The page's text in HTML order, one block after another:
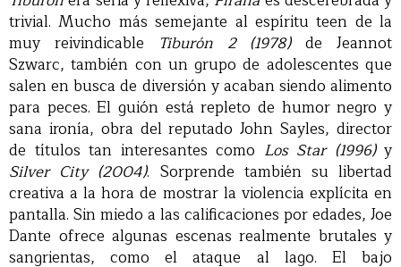
trivial. Mucho más semejante al espíritu teen de la
muy reivindicable
Tiburón 2 (1978)de Jeannot
Szwarc, también con un grupo de adolescentes que
salen en busca de diversión y acaban siendo alimento
para peces. El guión está repleto de humor negro y
sana ironía, obra del reputado John Sayles, director
de títulos tan interesantes como Los Star (1996)y
Silver City (2004). Sorprende también su libertad
creativa a la hora de mostrar la violencia explícita en
pantalla. Sin miedo a las calificaciones por edades, Joe
Dante ofrece algunas escenas realmente brutales y
sangrientas, como el ataque al lago. El bajo